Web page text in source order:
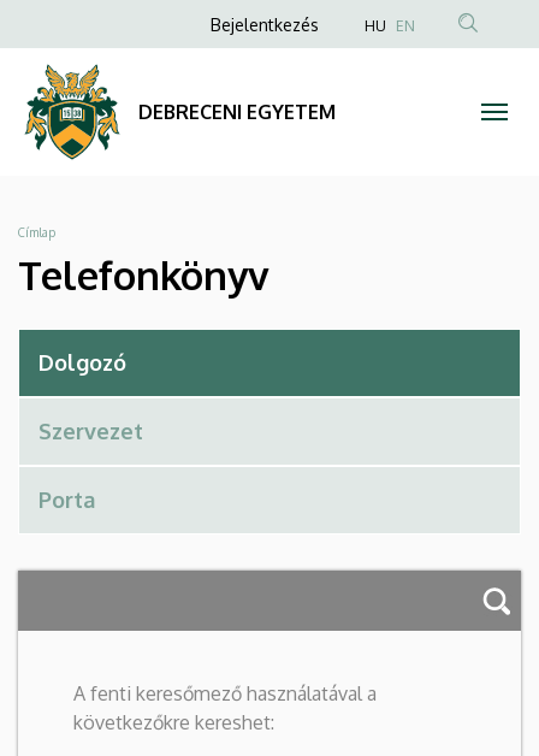
Telefonkönyv
DEBRECENI
EGYETEM
a
tartalomra
Anonim
menüje
Bejelentkezés HU EN
DEBRECENI EGYETEM
Morzsa
Címlap
Telefonkönyv
A fenti keresőmező használatával a
következőkre kereshet: